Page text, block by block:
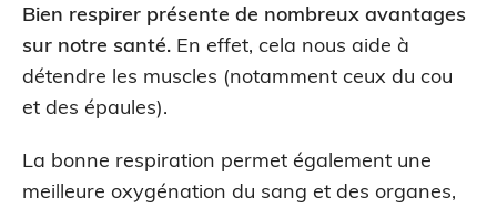
Bien respirer présente de nombreux avantages
sur notre santé. En effet, cela nous aide à
détendre les muscles (notamment ceux du cou
et des épaules).
La bonne respiration permet également une
meilleure oxygénation du sang et des organes,